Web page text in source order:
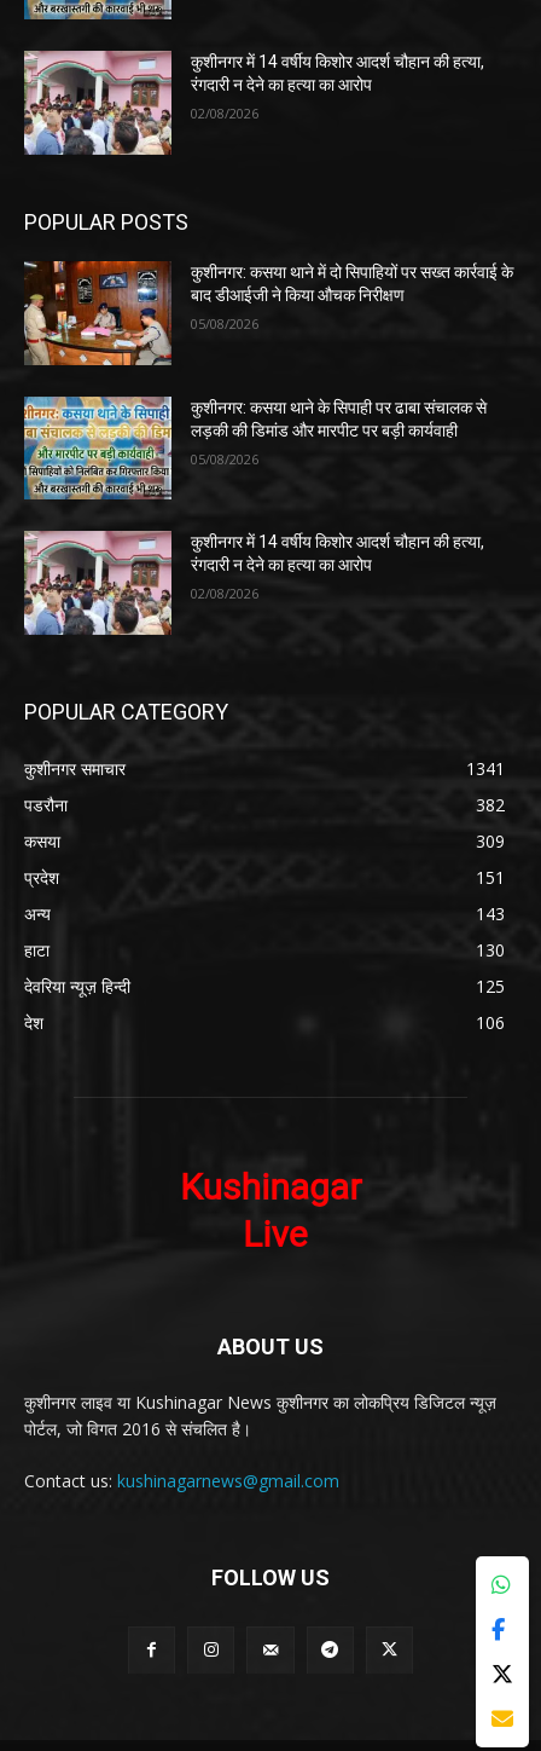
कुशीनगर में 14 वर्षीय किशोर आदर्श चौहान की हत्या,
रंगदारी न देने का हत्या का आरोप
02/08/2026
POPULAR POSTS
कुशीनगर: कसया थाने में दो सिपाहियों पर सख्त कार्रवाई के
बाद डीआईजी ने किया औचक निरीक्षण
05/08/2026
कुशीनगर: कसया थाने के सिपाही पर ढाबा संचालक से
लड़की की डिमांड और मारपीट पर बड़ी कार्यवाही
05/08/2026
कुशीनगर में 14 वर्षीय किशोर आदर्श चौहान की हत्या,
रंगदारी न देने का हत्या का आरोप
02/08/2026
POPULAR CATEGORY
कुशीनगर समाचार
1341
पडरौना
382
कसया
309
प्रदेश
151
अन्य
143
हाटा
130
देवरिया न्यूज़ हिन्दी
125
देश
106
ABOUT US
कुशीनगर लाइव या Kushinagar News कुशीनगर का लोकप्रिय डिजिटल न्यूज़
पोर्टल, जो विगत 2016 से संचलित है।
Contact us: kushinagarnews@gmail.com
FOLLOW US